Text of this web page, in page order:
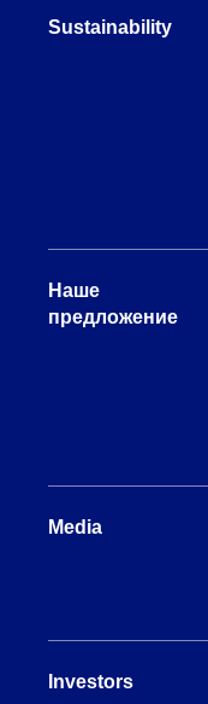
Sustainability
Наше
предложение
Media
Investors